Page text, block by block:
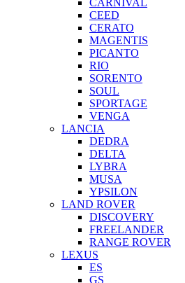
CARNIVAL
CEED
CERATO
MAGENTIS
PICANTO
RIO
SORENTO
SOUL
SPORTAGE
VENGA
LANCIA
DEDRA
DELTA
LYBRA
MUSA
YPSILON
LAND ROVER
DISCOVERY
FREELANDER
RANGE ROVER
LEXUS
ES
GS